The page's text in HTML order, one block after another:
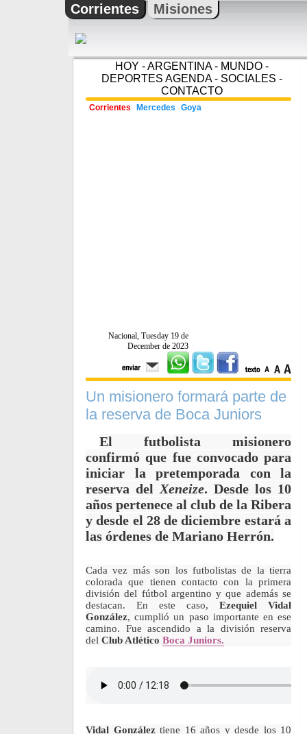
Corrientes Misiones
HOY -ARGENTINA- MUNDO -
DEPORTES AGENDA- SOCIALES -
CONTACTO
Corrientes Mercedes Goya
Nacional, Tuesday 19 de
December de 2023
Un misionero formará parte de
la reserva de Boca Juniors
El futbolista misionero
confirmó que fue convocado para
iniciar la pretemporada con la
reserva del Xeneize. Desde los 10
años pertenece al club de la Ribera
y desde el 28 de diciembre estará a
las órdenes de Mariano Herrón.
Cada vez más son los futbolistas de la tierra
colorada que tienen contacto con la primera
división del fútbol argentino y que además se
destacan. En este caso, Ezequiel Vidal
González, cumplió un paso importante en ese
camino. Fue ascendido a la división reserva
del Club Atlético Boca Juniors.
Vidal Gonzáleztiene 16 años y desde los 10